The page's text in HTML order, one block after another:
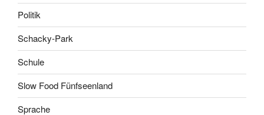
Politik
Schacky-Park
Schule
Slow Food Fünfseenland
Sprache